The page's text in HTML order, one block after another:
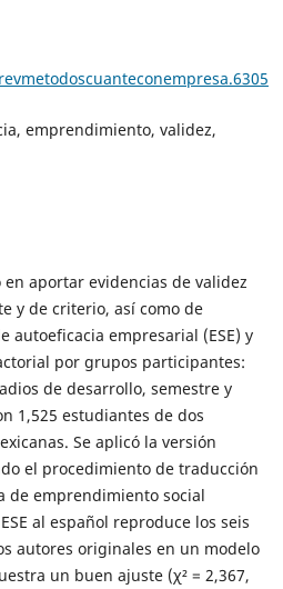
emprendimiento, validez,
aportar evidencias de validez
y de criterio, así como de
autoeficacia empresarial (ESE) y
por grupos participantes:
de desarrollo, semestre y
1,525 estudiantes de dos
Se aplicó la versión
el procedimiento de traducción
de emprendimiento social
al español reproduce los seis
autores originales en un modelo
un buen ajuste (χ² = 2,367,